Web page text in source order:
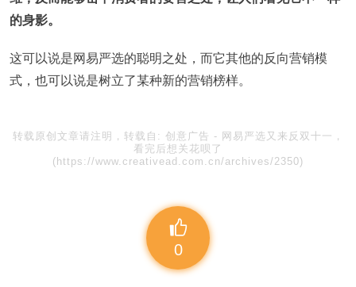
的身影。
这可以说是网易严选的聪明之处，而它其他的反向营销模
式，也可以说是树立了某种新的营销榜样。
转载原创文章请注明，转载自: 创意广告 - 网易严选又来反双十一，
看完后想关花呗了
(https://www.creativead.com.cn/archives/2350)
0